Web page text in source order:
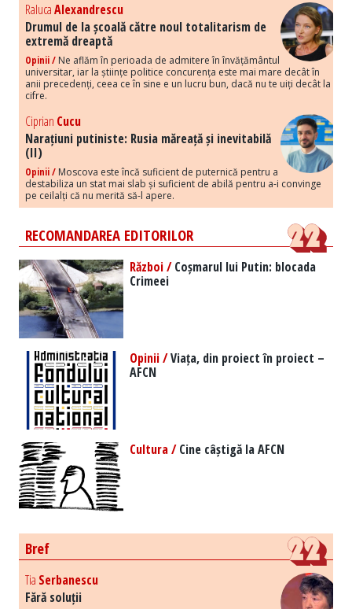
RalucaAlexandrescu
Drumul de la școală către noul totalitarism de
extremă dreaptă
Opinii / Ne aflăm în perioada de admitere în învățământul
universitar, iar la științe politice concurența este mai mare decât în
anii precedenți, ceea ce în sine e un lucru bun, dacă nu te uiți decât la
cifre.
Ciprian Cucu
Narațiuni putiniste: Rusia măreață și inevitabilă
(II)
Opinii / Moscova este încă suficient de puternică pentru a
destabiliza un stat mai slab și suficient de abilă pentru a-i convinge
pe ceilalți că nu merită să-l apere.
RECOMANDAREA EDITORILOR
Război /Coșmarul lui Putin: blocada
Crimeei
Opinii /Viața, din proiect în proiect –
AFCN
Cultura /Cine câștigă la AFCN
Bref
Tia Serbanescu
Fără soluții